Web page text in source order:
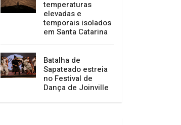
Julho termina com
temperaturas
em Santa Catarina
Batalha de